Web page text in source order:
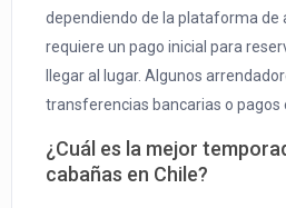
dependiendo de la plataforma de
requiere un pago inicial para
llegar al lugar. Algunos
transferencias bancarias o pagos
¿Cuál es la mejor
cabañas en Chile?